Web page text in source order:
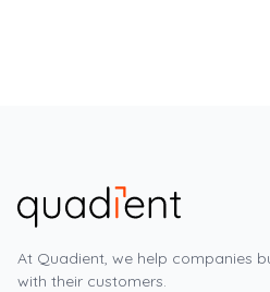
At Quadient, we help companies
with their customers.